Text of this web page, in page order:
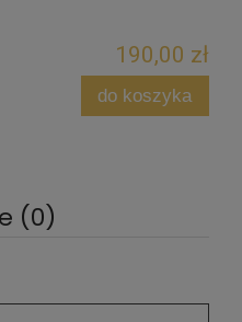
190,00 zł
do koszyka
(0)